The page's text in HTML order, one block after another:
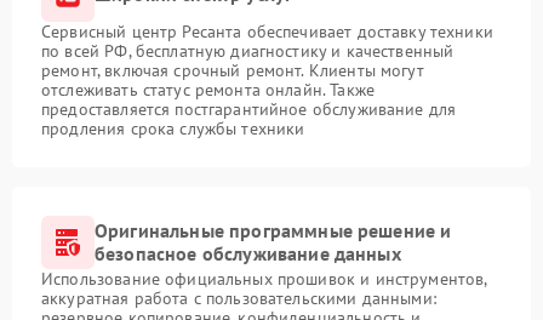
Сервисный центр Ресанта обеспечивает доставку техники
по всей РФ, бесплатную диагностику и качественный
ремонт, включая срочный ремонт. Клиенты могут
отслеживать статус ремонта онлайн. Также
предоставляется постгарантийное обслуживание для
продления срока службы техники
Оригинальные программные решение и
безопасное обслуживание данных
Использование официальных прошивок и инструментов,
аккуратная работа с пользовательскими данными: